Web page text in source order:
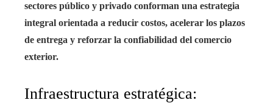
sectores público y privado conforman una estrategia
integral orientada a reducir costos, acelerar los plazos
de entrega y reforzar la confiabilidad del comercio
exterior.
Infraestructura estratégica: